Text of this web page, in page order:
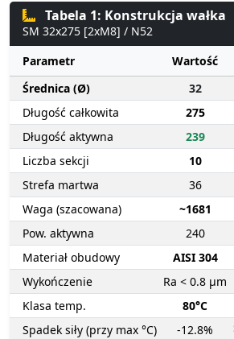
Tabela 1: Konstrukcja wałka
SM 32x275 [2xM8] / N52
Parametr
Wartość
Średnica (Ø)
32
Długość całkowita
275
Długość aktywna
239
Liczba sekcji
10
Strefa martwa
36
Waga (szacowana) ~1681
Pow. aktywna
240
Materiał obudowy
AISI 304
Wykończenie Ra < 0.8 µm
Klasa temp. 80°C
Spadek siły (przy max °C) -12.8%